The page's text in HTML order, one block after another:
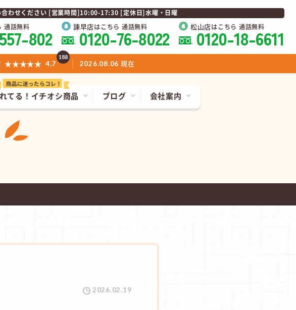
合わせください [営業時間]10:00-17:30 [定休日]水曜・日曜
通話無料802 諫早店はこちら 通話無料
0120-76-8022 松山店はこちら 通話無料
0120-18-6611
てる！ イチオシ商品 ブログ 会社案内
★★★★★ 4.7
188
2026.08.06 現在
2026.02.19